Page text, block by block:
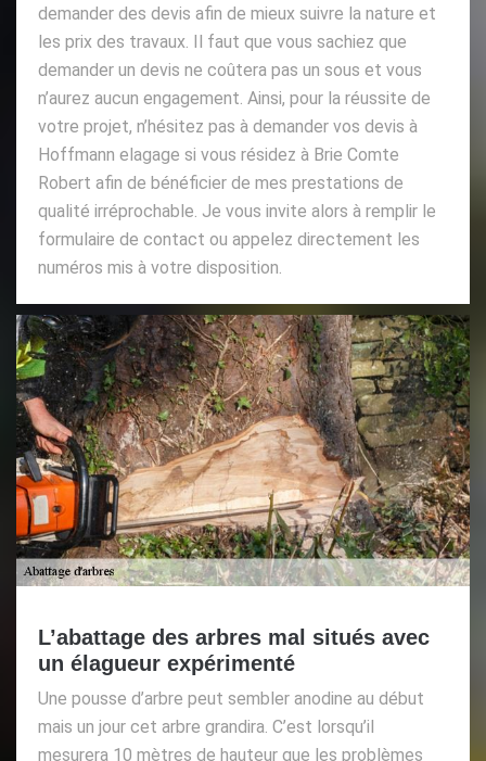
demander des devis afin de mieux suivre la nature et
les prix des travaux. Il faut que vous sachiez que
demander un devis ne coûtera pas un sous et vous
n’aurez aucun engagement. Ainsi, pour la réussite de
votre projet, n’hésitez pas à demander vos devis à
Hoffmann elagage si vous résidez à Brie Comte
Robert afin de bénéficier de mes prestations de
qualité irréprochable. Je vous invite alors à remplir le
formulaire de contact ou appelez directement les
numéros mis à votre disposition.
L’abattage des arbres mal situés avec
un élagueur expérimenté
Une pousse d’arbre peut sembler anodine au début
mais un jour cet arbre grandira. C’est lorsqu’il
mesurera 10 mètres de hauteur que les problèmes